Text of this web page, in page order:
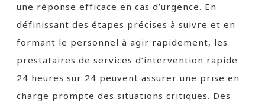
une réponse efficace en cas d’urgence. En
définissant des étapes précises à suivre et en
formant le personnel à agir rapidement, les
prestataires de services d’intervention rapide
24 heures sur 24 peuvent assurer une prise en
charge prompte des situations critiques. Des